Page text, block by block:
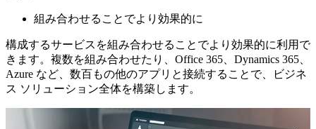
組み合わせることでより効果的に
構成するサービスを組み合わせることでより効果的に利用で
きます。複数を組み合わせたり、Office 365、Dynamics 365、
Azure など、数百もの他のアプリと接続することで、ビジネ
ス ソリューション全体を構築します。